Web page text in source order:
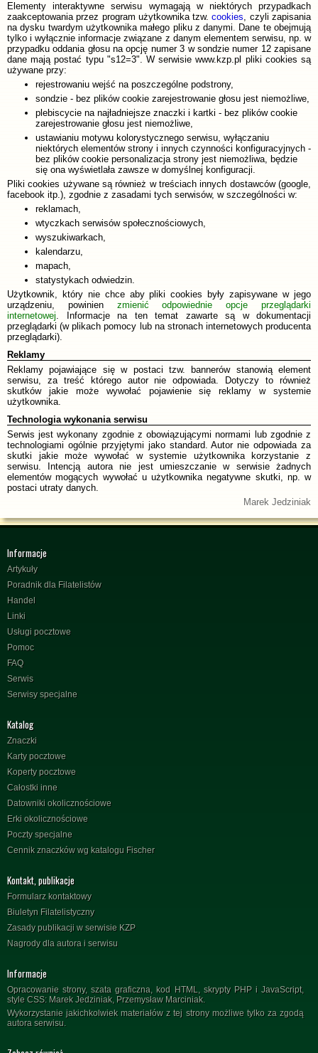
Elementy interaktywne serwisu wymagają w niektórych przypadkach
zaakceptowania przez program użytkownika tzw.cookies, czyli zapisania
na dysku twardym użytkownika małego pliku z danymi. Dane te obejmują
tylko i wyłącznie informacje związane z danym elementem serwisu, np. w
przypadku oddania głosu na opcję numer 3 w sondzie numer 12 zapisane
dane mają postać typu "s12=3". W serwisie www.kzp.pl pliki cookies są
używane przy:
rejestrowaniu wejść na poszczególne podstrony,
sondzie - bez plików cookie zarejestrowanie głosu jest niemożliwe,
plebiscycie na najładniejsze znaczki i kartki - bez plików cookie
zarejestrowanie głosu jest niemożliwe,
ustawianiu motywu kolorystycznego serwisu, wyłączaniu
niektórych elementów strony i innych czynności konfiguracyjnych -
bez plików cookie personalizacja strony jest niemożliwa, będzie
się ona wyświetlała zawsze w domyślnej konfiguracji.
Pliki cookies używane są również w treściach innych dostawców (google,
facebook itp.), zgodnie z zasadami tych serwisów, w szczególności w:
reklamach,
wtyczkach serwisów społecznościowych,
wyszukiwarkach,
kalendarzu,
mapach,
statystykach odwiedzin.
Użytkownik, który nie chce aby pliki cookies były zapisywane w jego
urządzeniu, powinien zmienić odpowiednie opcje przeglądarki
internetowej. Informacje na ten temat zawarte są w dokumentacji
przeglądarki (w plikach pomocy lub na stronach internetowych producenta
przeglądarki).
Reklamy
Reklamy pojawiające się w postaci tzw. bannerów stanowią element
serwisu, za treść którego autor nie odpowiada. Dotyczy to również
skutków jakie może wywołać pojawienie się reklamy w systemie
użytkownika.
Technologia wykonania serwisu
Serwis jest wykonany zgodnie z obowiązującymi normami lub zgodnie z
technologiami ogólnie przyjętymi jako standard. Autor nie odpowiada za
skutki jakie może wywołać w systemie użytkownika korzystanie z
serwisu. Intencją autora nie jest umieszczanie w serwisie żadnych
elementów mogących wywołać u użytkownika negatywne skutki, np. w
postaci utraty danych.
Marek Jedziniak
Informacje
Artykuły
Poradnik dla Filatelistów
Handel
Linki
Usługi pocztowe
Pomoc
FAQ
Serwis
Serwisy specjalne
Katalog
Znaczki
Karty pocztowe
Koperty pocztowe
Całostki inne
Datowniki okolicznościowe
Erki okolicznościowe
Poczty specjalne
Cennik znaczków wg katalogu Fischer
Kontakt, publikacje
Formularz kontaktowy
Biuletyn Filatelistyczny
Zasady publikacji w serwisie KZP
Nagrody dla autora i serwisu
Informacje
Opracowanie strony, szata graficzna, kod HTML, skrypty PHP i JavaScript,
style CSS: Marek Jedziniak, Przemysław Marciniak.
Wykorzystanie jakichkolwiek materiałów z tej strony możliwe tylko za zgodą
autora serwisu.